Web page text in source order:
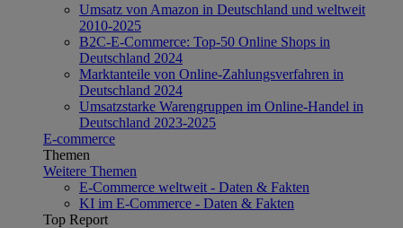
Umsatz von Amazon in Deutschland und weltweit
2010-2025
B2C-E-Commerce: Top-50 Online Shops in
Deutschland 2024
Marktanteile von Online-Zahlungsverfahren in
Deutschland 2024
Umsatzstarke Warengruppen im Online-Handel in
Deutschland 2023-2025
E-commerce
Themen
Weitere Themen
E-Commerce weltweit - Daten & Fakten
KI im E-Commerce - Daten & Fakten
Top Report